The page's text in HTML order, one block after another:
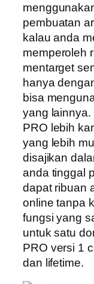
pembuatan
kalau anda
memperoleh
mentarget
hanya
bisa
yang lainnya.
PRO lebih
yang lebih
disajikan
anda tinggal
dapat ribuan
online tanpa
fungsi yang
untuk satu
PRO versi 1
dan lifetime.